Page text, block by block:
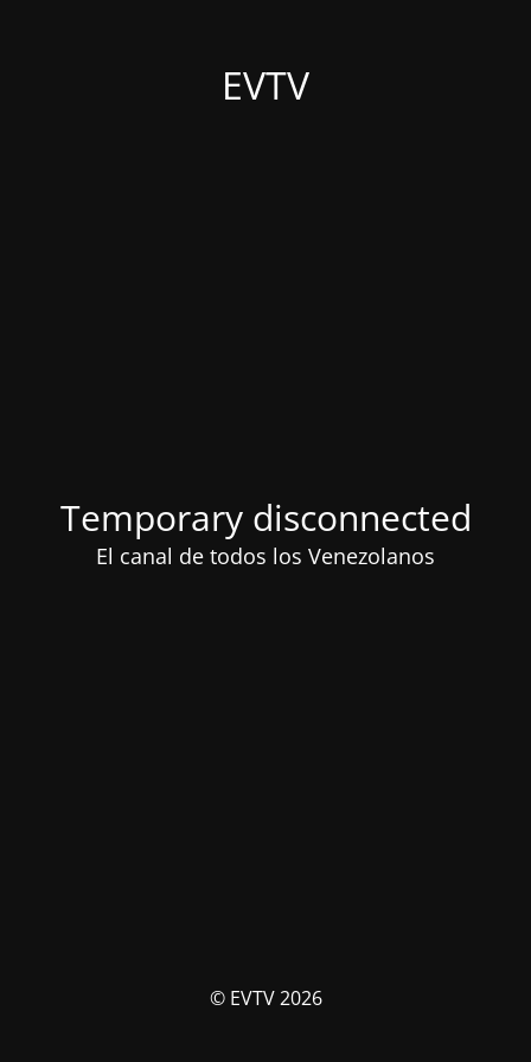
EVTV
Temporary disconnected
El canal de todos los Venezolanos
© EVTV 2026